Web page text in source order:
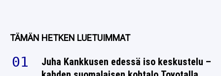
TÄMÄN HETKEN LUETUIMMAT
Juha Kankkusen edessä iso keskustelu –